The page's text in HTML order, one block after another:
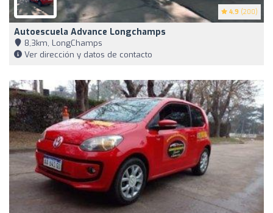
4.9 (200)
Autoescuela Advance Longchamps
8,3km, LongChamps
Ver dirección y datos de contacto